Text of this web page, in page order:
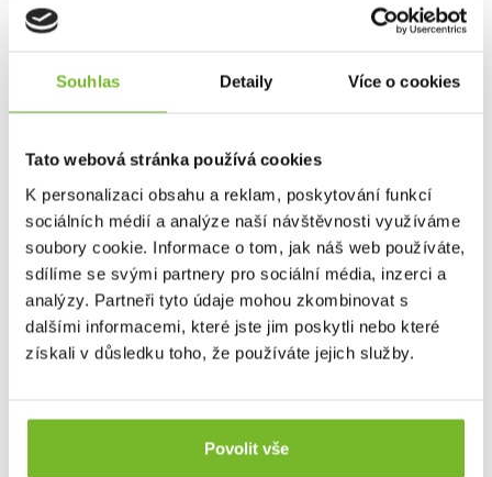
Souhlas Detaily Více o cookies
Tato webová stránka používá cookies
K personalizaci obsahu a reklam, poskytování funkcí
sociálních médií a analýze naší návštěvnosti využíváme
soubory cookie. Informace o tom, jak náš web používáte,
sdílíme se svými partnery pro sociální média, inzerci a
analýzy. Partneři tyto údaje mohou zkombinovat s
dalšími informacemi, které jste jim poskytli nebo které
získali v důsledku toho, že používáte jejich služby.
Povolit vše
Novinka
Leatherman Bit Kit Sada #5-ORANGE
Rozšiřte možnosti svého multitoolu Leatherman s Bit Kit
490 Kč
Skladem: posledních 15 ks